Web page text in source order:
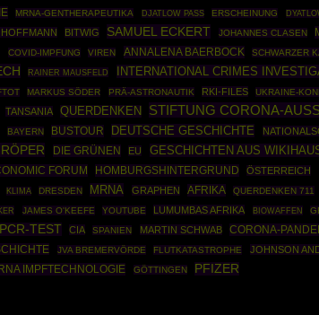
MRNA-GENTHERAPEUTIKA DJATLOW PASS ERSCHEINUNG
BITWIG SAMUEL ECKERT JOHANNES CLASEN
COVID-IMPFUNG VIREN ANNALENA BAERBOCK SCHWARZER
RAINER MAUSFELD INTERNATIONAL CRIMES
MARKUS SÖDER PRÄ-ASTRONAUTIK RKI-FILES UKRAINE-
TANSANIA QUERDENKEN STIFTUNG CORONA-
BAYERN BUSTOUR DEUTSCHE GESCHICHTE
DIE GRÜNEN EU GESCHICHTEN AUS
FORUM HOMBURGSHINTERGRUND ÖSTERREICH
KLIMA DRESDEN MRNA GRAPHEN AFRIKA QUERDENKEN 711
JAMES O'KEEFE YOUTUBE LUMUMBAS AFRIKA BIOWAFFEN
PCR-TEST CIA SPANIEN MARTIN SCHWAB CORONA-
JVA BREMERVÖRDE FLUTKATASTROPHE JOHNSON
IMPFTECHNOLOGIE GÖTTINGEN PFIZER